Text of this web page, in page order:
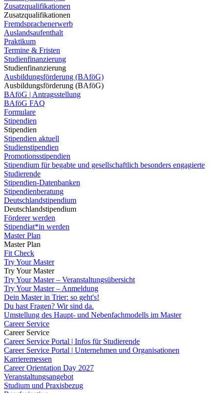
Zusatzqualifikationen
Zusatzqualifikationen
Fremdsprachenerwerb
Auslandsaufenthalt
Praktikum
Termine & Fristen
Studienfinanzierung
Studienfinanzierung
Ausbildungsförderung (BAföG)
Ausbildungsförderung (BAföG)
BAföG | Antragsstellung
BAföG FAQ
Formulare
Stipendien
Stipendien
Stipendien aktuell
Studienstipendien
Promotionsstipendien
Stipendium für begabte und gesellschaftlich besonders engagierte
Studierende
Stipendien-Datenbanken
Stipendienberatung
Deutschlandstipendium
Deutschlandstipendium
Förderer werden
Stipendiat*in werden
Master Plan
Master Plan
Fit Check
Try Your Master
Try Your Master
Try Your Master – Veranstaltungsübersicht
Try Your Master – Anmeldung
Dein Master in Trier: so geht's!
Du hast Fragen? Wir sind da.
Umstellung des Haupt- und Nebenfachmodells im Master
Career Service
Career Service
Career Service Portal | Infos für Studierende
Career Service Portal | Unternehmen und Organisationen
Karrieremessen
Career Orientation Day 2027
Veranstaltungsangebot
Studium und Praxisbezug